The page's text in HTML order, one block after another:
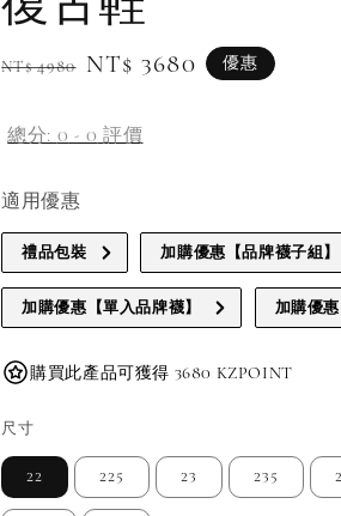
Regular
NT$ 4980 Sale
NT$ 3680 優惠
總分: 0 -0 評價
適用優惠
禮品包裝 加購優惠【品牌襪子組】
加購優惠【單入品牌襪】 加購優惠
購買此產品可獲得 3680 KZPOINT
尺寸
22 225 23 235